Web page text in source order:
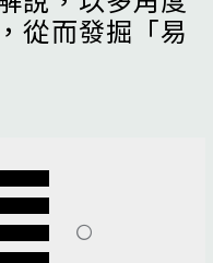
從而發掘「易